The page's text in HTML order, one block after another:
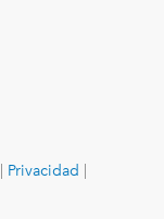
Privacidad